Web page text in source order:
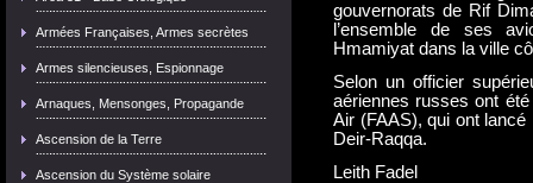
Armées Françaises, Armes secrètes
Armes silencieuses, Espionnage
Arnaques, Mensonges, Propagande
Ascension de la Terre
Ascension du Système solaire
gouvernorats de Rif
l’ensemble de ses
Hmamiyat dans la ville
Selon un officier
aériennes russes ont
Air (FAAS), qui ont
Deir-Raqqa.
Leith Fadel